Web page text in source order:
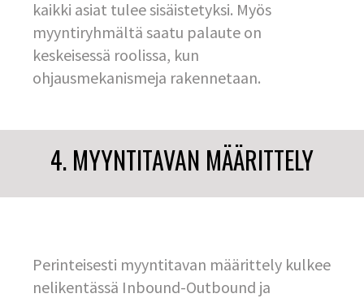
kaikki asiat tulee sisäistetyksi. Myös
myyntiryhmältä saatu palaute on
keskeisessä roolissa, kun
ohjausmekanismeja rakennetaan.
4. MYYNTITAVAN MÄÄRITTELY
Perinteisesti myyntitavan määrittely kulkee
nelikentässä Inbound-Outbound ja